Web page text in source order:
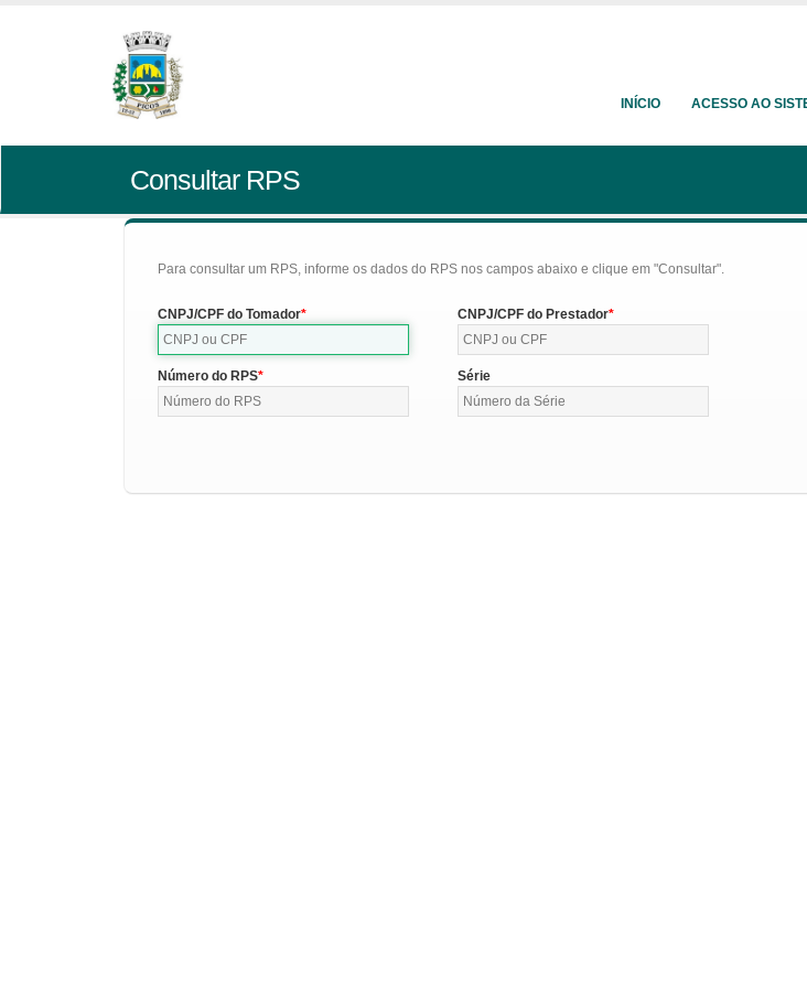
INÍCIO ACESSO AO
Consultar RPS
Para consultar um RPS, informe os dados do RPS nos campos abaixo e clique em "Consultar".
CNPJ/CPF do Tomador CNPJ/CPF do Prestador
Número do RPS Série